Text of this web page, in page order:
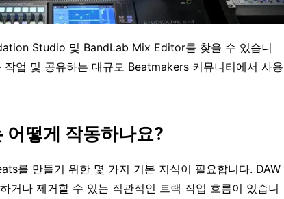
Studio 및 BandLab Mix Editor를 찾을 수 있습니
업 및 공유하는 대규모 Beatmakers 커뮤니티에서 사용
어떻게 작동하나요?
를 만들기 위한 몇 가지 기본 지식이 필요합니다. DAW
거나 제거할 수 있는 직관적인 트랙 작업 흐름이 있습니